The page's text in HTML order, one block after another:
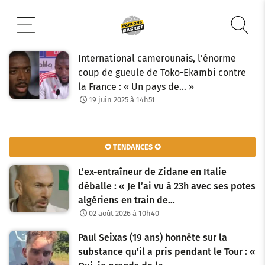
contenu
International camerounais, l’énorme
coup de gueule de Toko-Ekambi contre
la France : « Un pays de… »
19 juin 2025 à 14h51
✪ TENDANCES ✪
L’ex-entraîneur de Zidane en Italie
déballe : « Je l’ai vu à 23h avec ses potes
algériens en train de…
02 août 2026 à 10h40
Paul Seixas (19 ans) honnête sur la
substance qu’il a pris pendant le Tour : «